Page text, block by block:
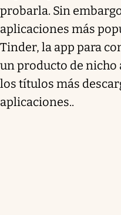
probarla. Sin
aplicaciones más
Tinder, la app para
un producto de nicho
los títulos más
aplicaciones..